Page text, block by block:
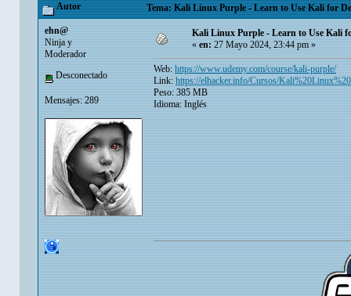
Autor Tema: Kali Linux Purple - Learn to Use Kali for
ehn@
Ninja y
Moderador
Desconectado
Mensajes: 289
Kali Linux Purple - Learn to Use Kali
«en:27 Mayo 2024, 23:44 pm »
Web:https://www.udemy.com/course/kali-purple/
Link:https://elhacker.info/Cursos/
Peso: 385 MB
Idioma: Inglés